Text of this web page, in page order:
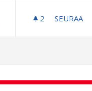
2 2 SEURAAJAA
SEURAA